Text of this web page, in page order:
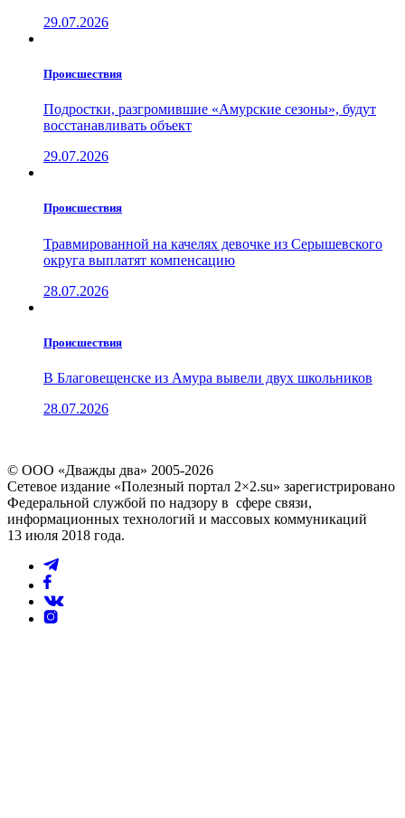
29.07.2026
Проиcшествия
Подростки, разгромившие «Амурские сезоны», будут
восстанавливать объект
29.07.2026
Проиcшествия
Травмированной на качелях девочке из Серышевского
округа выплатят компенсацию
28.07.2026
Проиcшествия
В Благовещенске из Амура вывели двух школьников
28.07.2026
© ООО «Дважды два» 2005-2026
Сетевое издание «Полезный портал 2×2.su» зарегистрировано
Федеральной службой по надзору в сфере связи,
информационных технологий и массовых коммуникаций
13 июля 2018 года.